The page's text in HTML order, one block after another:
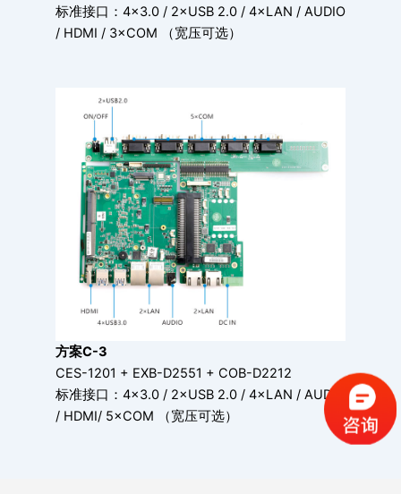
标准接口：4×3.0 / 2×USB 2.0 / 4×LAN / AUDIO
/ HDMI / 3×COM （宽压可选）
方案C-3
CES-1201 + EXB-D2551 + COB-D2212
标准接口：4×3.0 / 2×USB 2.0 / 4×LAN / AUDIO
/ HDMI/ 5×COM （宽压可选）